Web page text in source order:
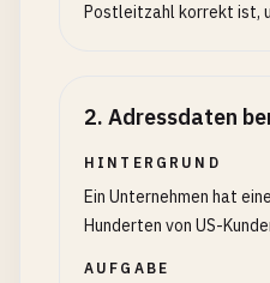
Postleitzahl korrekt ist,
2. Adressdaten
HINTERGRUND
Ein Unternehmen hat
Hunderten von US-
AUFGABE